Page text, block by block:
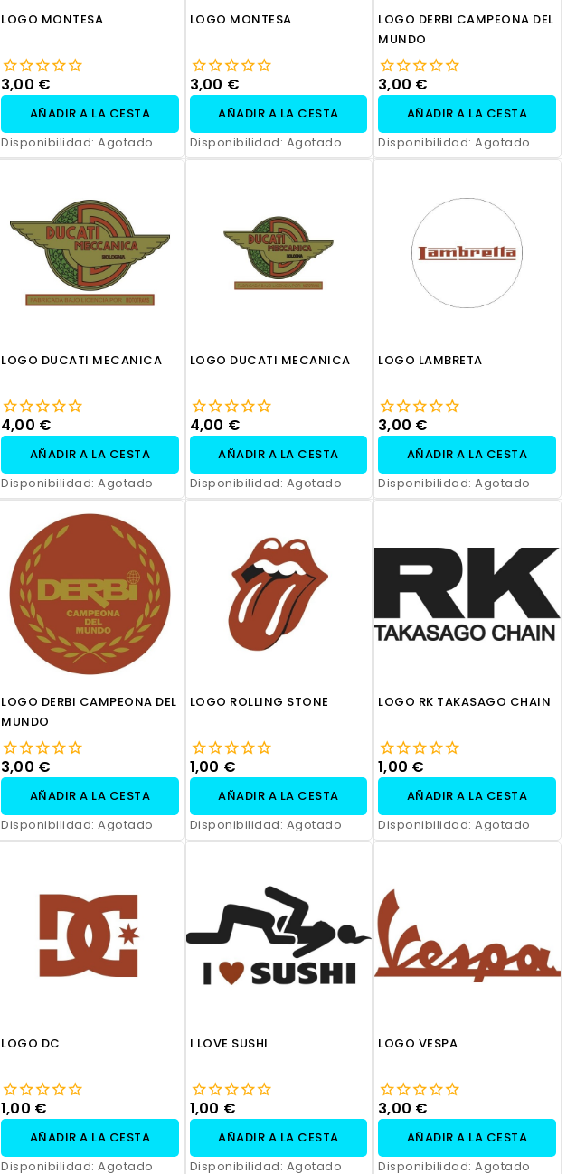
LOGO MONTESA
3,00 €
AÑADIR A LA CESTA
Disponibilidad:Agotado
LOGO MONTESA
3,00 €
AÑADIR A LA CESTA
Disponibilidad: Agotado
LOGO DERBI CAMPEONA DEL
MUNDO
3,00 €
AÑADIR A LA CESTA
Disponibilidad:Agotado
LOGO DUCATI MECANICA
4,00 €
AÑADIR A LA CESTA
Disponibilidad:Agotado
LOGO DUCATI MECANICA
4,00 €
AÑADIR A LA CESTA
Disponibilidad: Agotado
LOGO LAMBRETA
3,00 €
AÑADIR A LA CESTA
Disponibilidad:Agotado
LOGO DERBI CAMPEONA DEL
MUNDO
3,00 €
AÑADIR A LA CESTA
Disponibilidad:Agotado
LOGO ROLLING STONE
1,00 €
AÑADIR A LA CESTA
Disponibilidad: Agotado
LOGO RK TAKASAGO CHAIN
1,00 €
AÑADIR A LA CESTA
Disponibilidad:Agotado
LOGO DC
1,00 €
AÑADIR A LA CESTA
Disponibilidad:Agotado
I LOVE SUSHI
1,00 €
AÑADIR A LA CESTA
Disponibilidad: Agotado
LOGO VESPA
3,00 €
AÑADIR A LA CESTA
Disponibilidad:Agotado